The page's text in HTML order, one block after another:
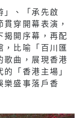
」、「承先啟
穿開幕表演，
揭開序幕，再配
，比喻「百川匯
歌曲，展現香港
「香港主場」
樂盛事落戶香